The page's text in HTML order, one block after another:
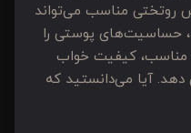
روتختی مناسب می‌تواند
حساسیت‌های پوستی را
مناسب، کیفیت خواب
آیا می‌دانستید که